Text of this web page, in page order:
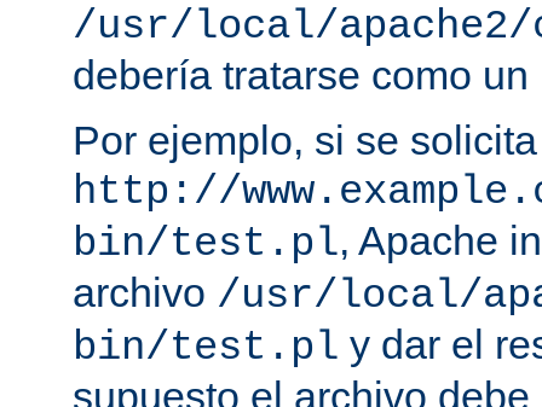
/usr/local/
debería tratarse como
Por ejemplo, si se
http://
bin/test.pl, Apache
archivo /usr/local/
bin/test.pl y dar el
supuesto el archivo